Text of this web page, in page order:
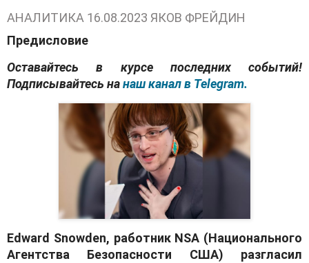
АНАЛИТИКА 16.08.2023 ЯКОВ ФРЕЙДИН
Предисловие
Оставайтесь в курсе последних событий!
Подписывайтесь нанаш канал в Telegram.
Edward Snowden, работник NSA (Национального
Агентства Безопасности США) разгласил